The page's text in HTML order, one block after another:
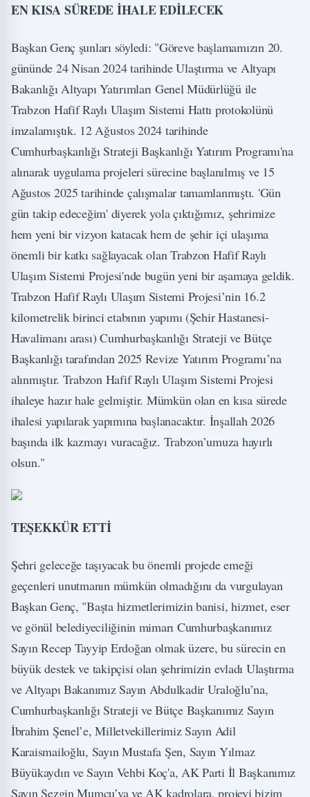
EN KISA SÜREDE İHALE EDİLECEK
Başkan Genç şunları söyledi: "Göreve başlamamızın 20.
gününde 24 Nisan 2024 tarihinde Ulaştırma ve Altyapı
Bakanlığı Altyapı Yatırımları Genel Müdürlüğü ile
Trabzon Hafif Raylı Ulaşım Sistemi Hattı protokolünü
imzalamıştık. 12 Ağustos 2024 tarihinde
Cumhurbaşkanlığı Strateji Başkanlığı Yatırım Programı'na
alınarak uygulama projeleri sürecine başlanılmış ve 15
Ağustos 2025 tarihinde çalışmalar tamamlanmıştı. 'Gün
gün takip edeceğim' diyerek yola çıktığımız, şehrimize
hem yeni bir vizyon katacak hem de şehir içi ulaşıma
önemli bir katkı sağlayacak olan Trabzon Hafif Raylı
Ulaşım Sistemi Projesi'nde bugün yeni bir aşamaya geldik.
Trabzon Hafif Raylı Ulaşım Sistemi Projesi’nin 16.2
kilometrelik birinci etabının yapımı (Şehir Hastanesi-
Havalimanı arası) Cumhurbaşkanlığı Strateji ve Bütçe
Başkanlığı tarafından 2025 Revize Yatırım Programı’na
alınmıştır. Trabzon Hafif Raylı Ulaşım Sistemi Projesi
ihaleye hazır hale gelmiştir. Mümkün olan en kısa sürede
ihalesi yapılarak yapımına başlanacaktır. İnşallah 2026
başında ilk kazmayı vuracağız. Trabzon’umuza hayırlı
olsun."
TEŞEKKÜR ETTİ
Şehri geleceğe taşıyacak bu önemli projede emeği
geçenleri unutmanın mümkün olmadığını da vurgulayan
Başkan Genç, "Başta hizmetlerimizin banisi, hizmet, eser
ve gönül belediyeciliğinin mimarı Cumhurbaşkanımız
Sayın Recep Tayyip Erdoğan olmak üzere, bu sürecin en
büyük destek ve takipçisi olan şehrimizin evladı Ulaştırma
ve Altyapı Bakanımız Sayın Abdulkadir Uraloğlu’na,
Cumhurbaşkanlığı Strateji ve Bütçe Başkanımız Sayın
İbrahim Şenel’e, Milletvekillerimiz Sayın Adil
Karaismailoğlu, Sayın Mustafa Şen, Sayın Yılmaz
Büyükaydın ve Sayın Vehbi Koç'a, AK Parti İl Başkanımız
Sayın Sezgin Mumcu’ya ve AK kadrolara, projeyi bizim